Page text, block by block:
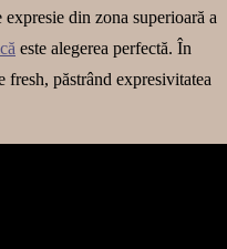
din zona superioară a
este alegerea perfectă. În
fresh, păstrând expresivitatea